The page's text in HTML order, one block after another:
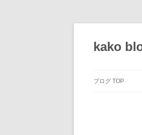
テ
ン
ッ
kako
ブログ TOP